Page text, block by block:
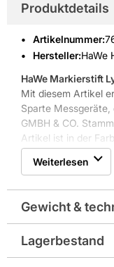
Produktdetails
Artikelnummer:
Hersteller:HaWe
HaWe Markierstift
Mit diesem Artikel
Sparte Messgeräte,
GMBH & CO.
Artikel ist in der
Weitere
entfernbar und für
Weiterlesen
Gewicht &
Lagerbestand